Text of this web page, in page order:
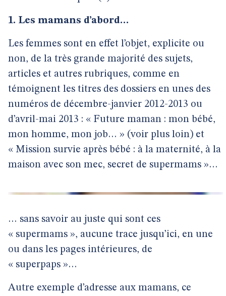
1. Les mamans d’abord…
Les femmes sont en effet l’objet, explicite ou
non, de la très grande majorité des sujets,
articles et autres rubriques, comme en
témoignent les titres des dossiers en unes des
numéros de décembre-janvier 2012-2013 ou
d’avril-mai 2013 : « Future maman : mon bébé,
mon homme, mon job… » (voir plus loin) et
« Mission survie après bébé : à la maternité, à la
maison avec son mec, secret de supermams »…
… sans savoir au juste qui sont ces
« supermams », aucune trace jusqu’ici, en une
ou dans les pages intérieures, de
« superpaps »…
Autre exemple d’adresse aux mamans, ce